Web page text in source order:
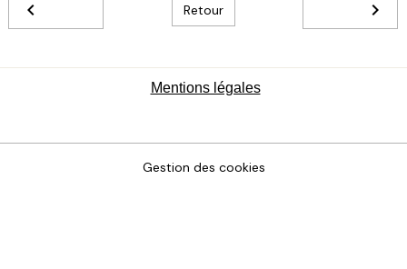
Retour
Mentions légales
Gestion des cookies